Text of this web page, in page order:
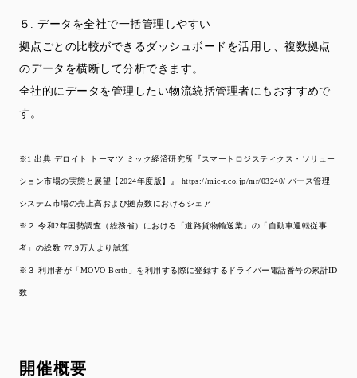
５. データを全社で一括管理しやすい
拠点ごとの比較ができるダッシュボードを活用し、複数拠点
のデータを横断して分析できます。
全社的にデータを管理したい物流統括管理者にもおすすめで
す。
※1 出典 デロイト トーマツ ミック経済研究所『スマートロジスティクス・ソリュー
ション市場の実態と展望【2024年度版】』 https://mic-r.co.jp/mr/03240/ バース管理
システム市場の売上高および拠点数におけるシェア
※２ 令和2年国勢調査（総務省）における「道路貨物輸送業」の「自動車運転従事
者」の総数 77.9万人より試算
※３ 利用者が「MOVO Berth」を利用する際に登録するドライバー電話番号の累計ID
数
開催概要